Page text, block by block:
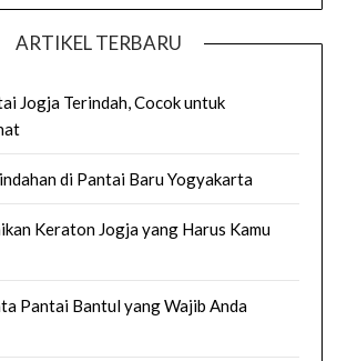
ARTIKEL TERBARU
Jogja Terindah, Cocok untuk
di Pantai Baru Yogyakarta
Keraton Jogja yang Harus Kamu
Pantai Bantul yang Wajib Anda